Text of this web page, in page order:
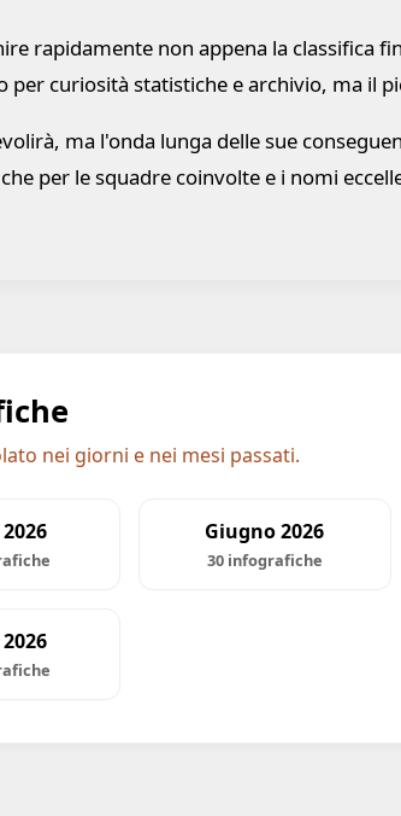
rapidamente non appena la classifica
curiosità statistiche e archivio, ma il
ma l'onda lunga delle sue
per le squadre coinvolte e i nomi
nei giorni e nei mesi passati.
Giugno 2026
30 infografiche